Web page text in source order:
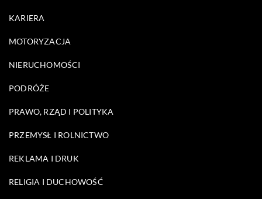
KARIERA
MOTORYZACJA
NIERUCHOMOŚCI
PODRÓŻE
PRAWO, RZĄD I POLITYKA
PRZEMYSŁ I ROLNICTWO
REKLAMA I DRUK
RELIGIA I DUCHOWOŚĆ